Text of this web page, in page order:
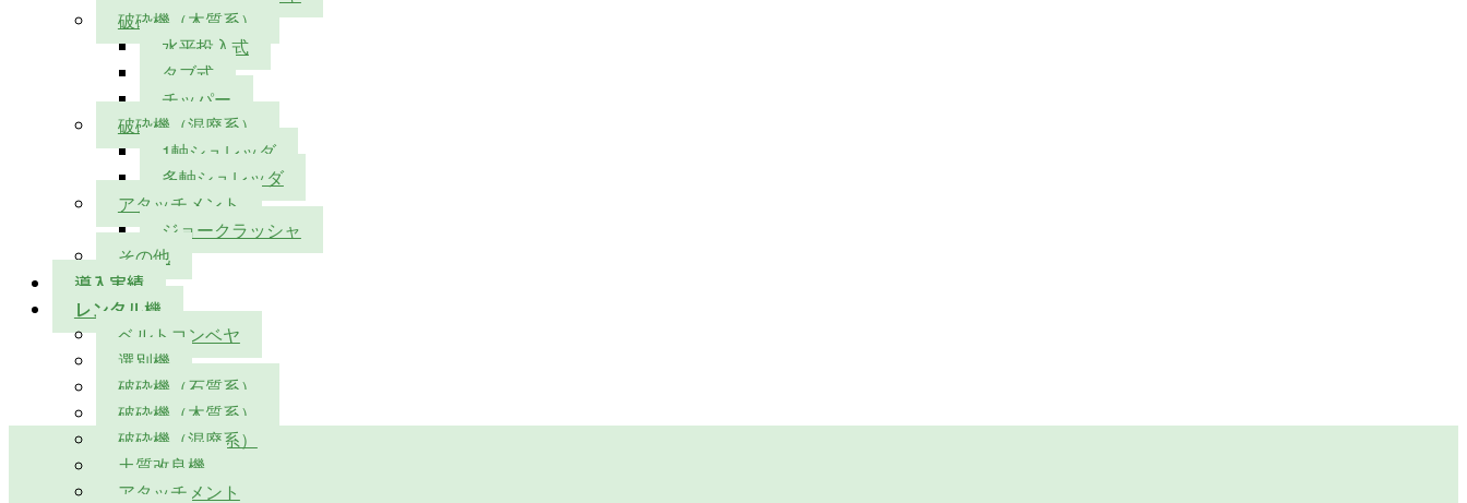
破砕機（木質系）
水平投入式
タブ式
チッパー
破砕機（混廃系）
1軸シュレッダ
多軸シュレッダ
アタッチメント
ジョークラッシャ
その他
導入実績
レンタル機
ベルトコンベヤ
選別機
破砕機（石質系）
破砕機（木質系）
破砕機（混廃系）
土質改良機
アタッチメント